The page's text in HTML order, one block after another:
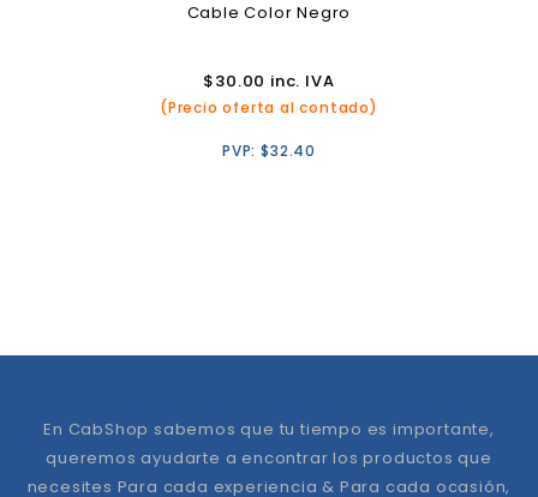
Cable Color Negro
$30.00 inc. IVA
(Precio oferta al contado)
PVP:$32.40
En CabShop sabemos que tu tiempo es importante,
queremos ayudarte a encontrar los productos que
necesites Para cada experiencia & Para cada ocasión,